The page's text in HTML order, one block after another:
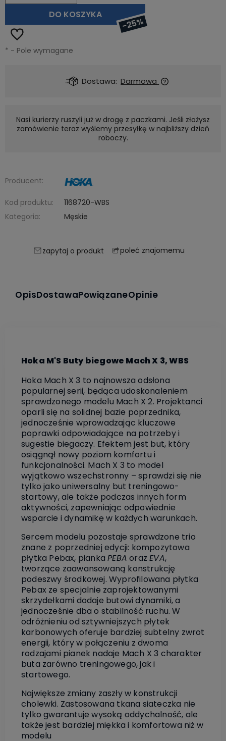
DO KOSZYKA
-25%
* - Pole wymagane
Dostawa: Darmowa
Nasi kurierzy ruszyli już w drogę z paczkami. Jeśli złożysz
zamówienie teraz wyślemy przesyłkę w najbliższy dzień
roboczy.
Producent:
Kod produktu:
1168720-WBS
Kategoria:
Męskie
zapytaj o produkt poleć znajomemu
OpisDostawaPowiązaneOpinie
Hoka M'S Buty biegowe Mach X 3, WBS
Hoka Mach X 3 to najnowsza odsłona
popularnej serii, będąca udoskonaleniem
sprawdzonego modelu Mach X 2. Projektanci
oparli się na solidnej bazie poprzednika,
jednocześnie wprowadzając kluczowe
poprawki odpowiadające na potrzeby i
sugestie biegaczy. Efektem jest but, który
osiągnął nowy poziom komfortu i
funkcjonalności. Mach X 3 to model
wyjątkowo wszechstronny – sprawdzi się nie
tylko jako uniwersalny but treningowo-
startowy, ale także podczas innych form
aktywności, zapewniając odpowiednie
wsparcie i dynamikę w każdych warunkach.
Sercem modelu pozostaje sprawdzone trio
znane z poprzedniej edycji: kompozytowa
płytka Pebax, piankaPEBA orazEVA,
tworzące zaawansowaną konstrukcję
podeszwy środkowej. Wyprofilowana płytka
Pebax ze specjalnie zaprojektowanymi
skrzydełkami dodaje butowi dynamiki, a
jednocześnie dba o stabilność ruchu. W
odróżnieniu od sztywniejszych płytek
karbonowych oferuje bardziej subtelny zwrot
energii, który w połączeniu z dwoma
rodzajami pianek nadaje Mach X 3 charakter
buta zarówno treningowego, jak i
startowego.
Największe zmiany zaszły w konstrukcji
cholewki. Zastosowana tkana siateczka nie
tylko gwarantuje wysoką oddychalność, ale
także jest bardziej miękka i komfortowa niż w
modelu